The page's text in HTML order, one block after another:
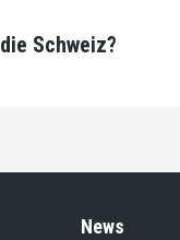
Schweiz?
News